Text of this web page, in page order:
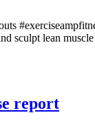
sculpt lean muscle
report